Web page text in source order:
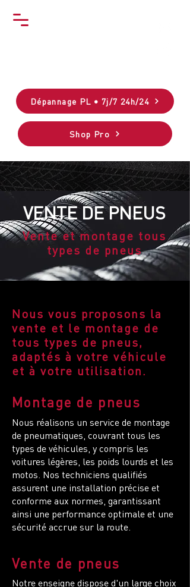
Dépannage PL • 7j/7 24h/24
Shop Pro
VENTE DE PNEUS
Vente et montage tous
types de pneus
Nous vous proposons la
vente et le montage de
tous types de pneus,
adaptés à votre véhicule
et à votre utilisation.
Montage de pneus
Nous réalisons un service de montage
de pneumatiques, couvrant tous les
types de véhicules, y compris les
voitures légères, les poids lourds et les
motos. Nos techniciens qualifiés
assurent une installation précise et
conforme aux normes, garantissant
ainsi une performance optimale et une
sécurité accrue sur la route.
Vente de pneus
Notre enseigne dispose d'un large choix